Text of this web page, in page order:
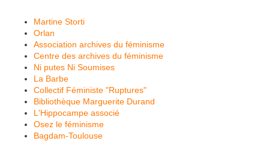
Martine Storti
Orlan
Association archives du féminisme
Centre des archives du féminisme
Ni putes Ni Soumises
La Barbe
Collectif Féministe "Ruptures"
Bibliothèque Marguerite Durand
L'Hippocampe associé
Osez le féminisme
Bagdam-Toulouse